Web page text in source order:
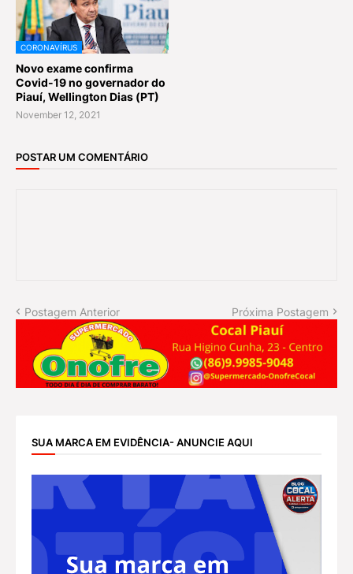
CORONAVÍRUS
Novo exame confirma
Covid-19 no governador do
Piauí, Wellington Dias (PT)
November 12, 2021
POSTAR UM COMENTÁRIO
Postagem Anterior Próxima Postagem
SUA MARCA EM EVIDÊNCIA- ANUNCIE AQUI